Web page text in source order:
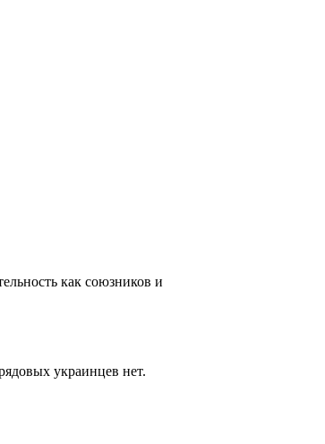
как союзников и
украинцев нет.